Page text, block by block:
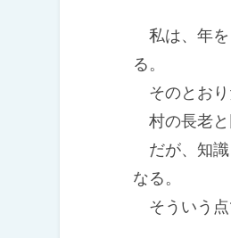
私は、年を
る。
そのとおり
村の長老と
だが、知識
なる。
そういう点